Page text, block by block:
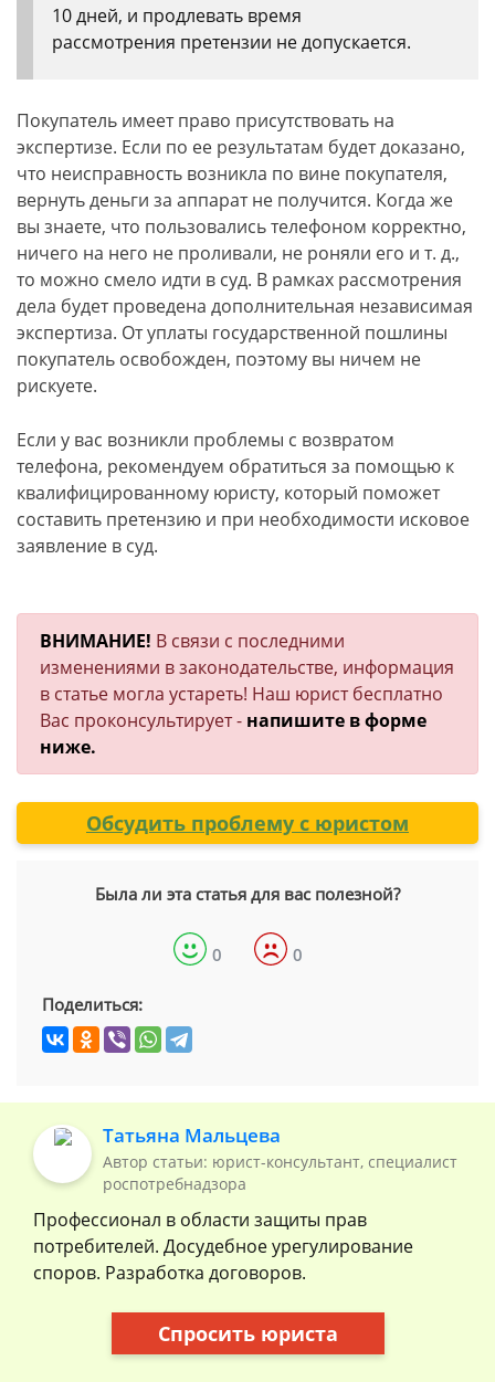
10 дней, и продлевать время
рассмотрения претензии не допускается.
Покупатель имеет право присутствовать на
экспертизе. Если по ее результатам будет доказано,
что неисправность возникла по вине покупателя,
вернуть деньги за аппарат не получится. Когда же
вы знаете, что пользовались телефоном корректно,
ничего на него не проливали, не роняли его и т. д.,
то можно смело идти в суд. В рамках рассмотрения
дела будет проведена дополнительная независимая
экспертиза. От уплаты государственной пошлины
покупатель освобожден, поэтому вы ничем не
рискуете.
Если у вас возникли проблемы с возвратом
телефона, рекомендуем обратиться за помощью к
квалифицированному юристу, который поможет
составить претензию и при необходимости исковое
заявление в суд.
ВНИМАНИЕ! В связи с последними
изменениями в законодательстве, информация
в статье могла устареть! Наш юрист бесплатно
Вас проконсультирует - напишите в форме
ниже.
Обсудить проблему с юристом
Была ли эта статья для вас полезной?
0 0
Поделиться:
Татьяна Мальцева
Автор статьи: юрист-консультант, специалист
роспотребнадзора
Профессионал в области защиты прав
потребителей. Досудебное урегулирование
споров. Разработка договоров.
Спросить юриста